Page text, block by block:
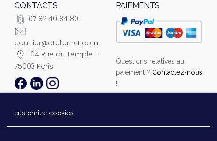
CONTACTS
07 82 40 84 80
courrier@ateliernet.com
104 Rue du Temple -
75003 Paris
PAIEMENTS
Questions relatives au
paiement ? Contactez-nous
!
customize cookies